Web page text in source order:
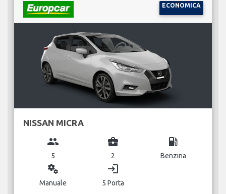
ECONOMICA
NISSAN MICRA
group
5
business_center
2
local_gas_station
Benzina
miscellaneous_services
Manuale
login
5 Porta